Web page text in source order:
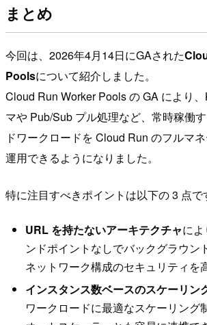
まとめ
今回は、2026年4月14日にGAされた
Poolsについて紹介しました。
Cloud Run Worker Pools の GA により
マや Pub/Sub プル処理など、常時稼働
ドワークロードを Cloud Run のフルマ
運用できるようになりました。
特に注目すべきポイントは以下の 3 点で
URL を持たないアーキテクチャに
ンドポイントなしでバックグラウン
ネットワーク構成のセキュリティを
インスタンス数ベースのスケーリン
ワークロードに最適なスケーリング